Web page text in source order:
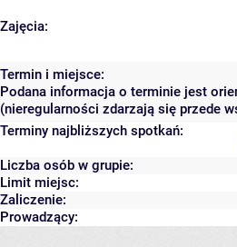
Zajęcia:
Termin i miejsce:
Podana informacja o terminie jest
(nieregularności zdarzają się przede
Terminy najbliższych spotkań:
Liczba osób w grupie:
Limit miejsc:
Zaliczenie:
Prowadzący: